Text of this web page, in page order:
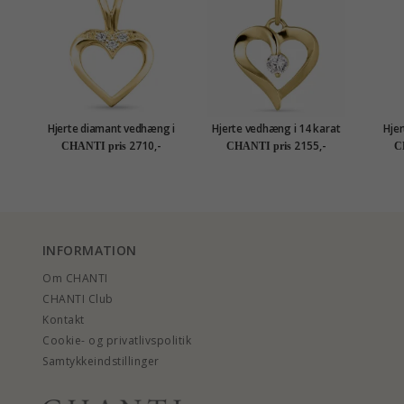
Hjerte diamant vedhæng i
14 karat guld 0,02 ct
CHANTI pris 2710,-
Hjerte vedhæng i 14 karat
guld - Gold Collection
CHANTI pris 2155,-
INFORMATION
Om CHANTI
CHANTI Club
Kontakt
Cookie- og privatlivspolitik
Samtykkeindstillinger